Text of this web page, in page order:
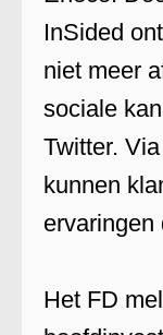
InSided
niet meer
sociale
Twitter.
kunnen
ervaringen
Het FD